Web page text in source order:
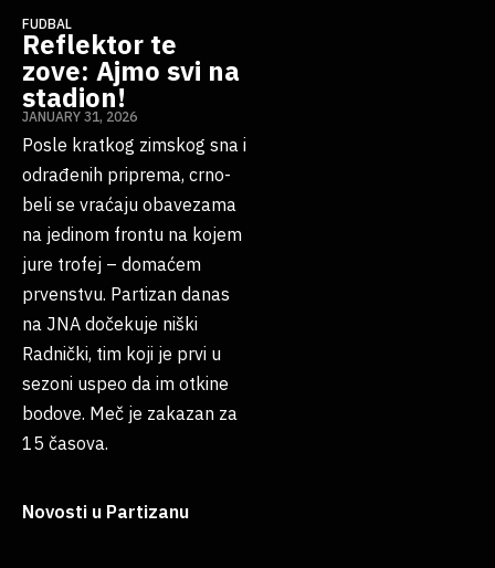
FUDBAL
Reflektor te
zove: Ajmo svi na
stadion!
JANUARY 31, 2026
Posle kratkog zimskog sna i
odrađenih priprema, crno-
beli se vraćaju obavezama
na jedinom frontu na kojem
jure trofej – domaćem
prvenstvu. Partizan danas
na JNA dočekuje niški
Radnički, tim koji je prvi u
sezoni uspeo da im otkine
bodove. Meč je zakazan za
15 časova.
Novosti u Partizanu